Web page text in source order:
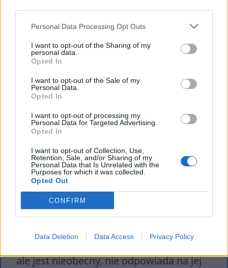
Personal Data Processing Opt Outs
I want to opt-out of the Sharing of my
personal data.
Opted In
I want to opt-out of the Sale of my
Personal Data.
Opted In
I want to opt-out of processing my
Personal Data for Targeted Advertising.
Opted In
I want to opt-out of Collection, Use,
Retention, Sale, and/or Sharing of my
Personal Data that Is Unrelated with the
Purposes for which it was collected.
Opted Out
CONFIRM
Data Deletion Data Access Privacy Policy
Bolesław Prus w pozytywistycznej „Lalce”
posługuje się właśnie takim zabiegiem
narracyjnym. Sen Izabeli Łęckiej pojawia
się w nocy po pierwszym spotkaniu z
kupcem galanteryjnym. Jest to koszmar,
w którym kobieta uznaje go za potwora.
Wizja rozgrywa się podczas jazdy
dorożką. W podróży towarzyszy jej ojciec,
ale jest nieobecny, nie odpowiada na jej